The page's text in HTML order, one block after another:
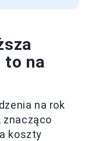
to na
na rok
, znacząco
koszty